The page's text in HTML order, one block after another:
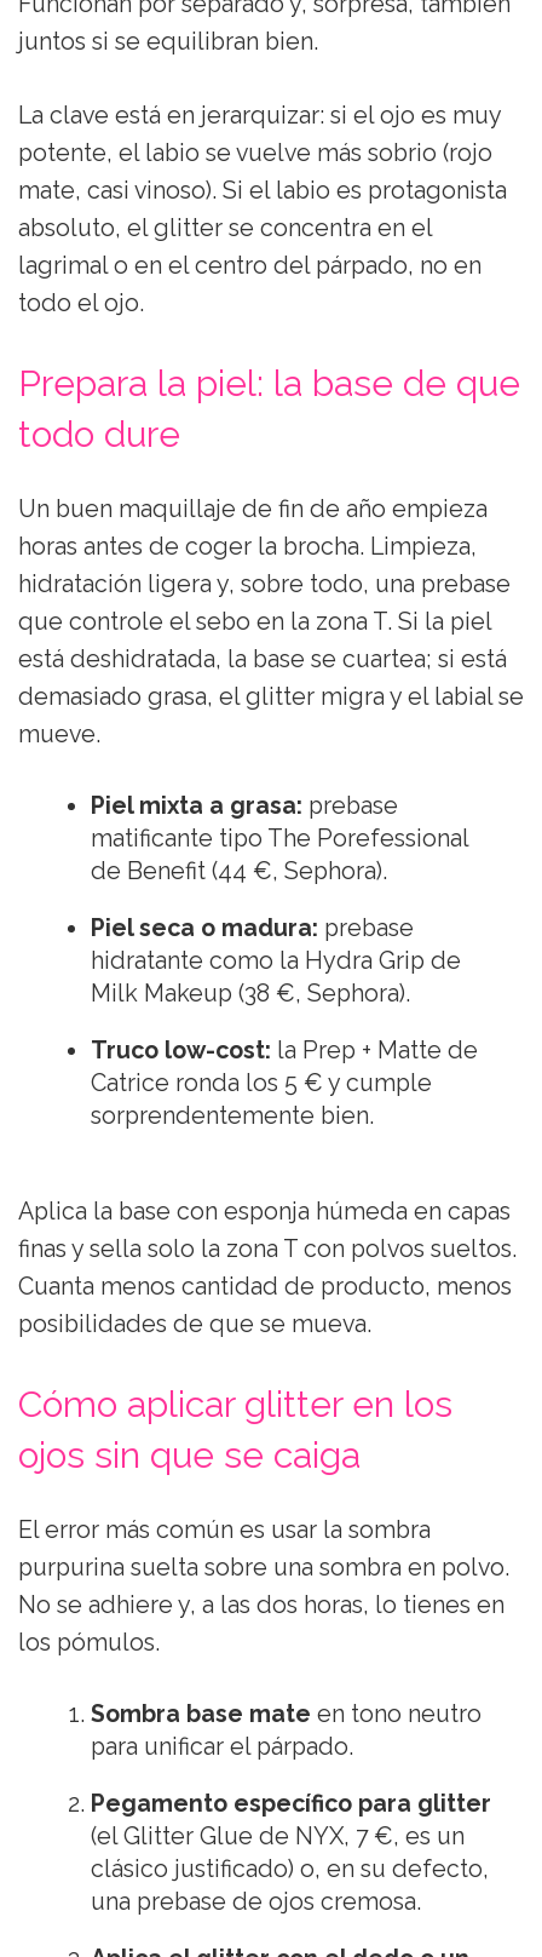
juntos si se equilibran bien.
La clave está en jerarquizar: si el ojo es muy
potente, el labio se vuelve más sobrio (rojo
mate, casi vinoso). Si el labio es protagonista
absoluto, el glitter se concentra en el
lagrimal o en el centro del párpado, no en
todo el ojo.
Prepara la piel: la base de que
todo dure
Un buen maquillaje de fin de año empieza
horas antes de coger la brocha. Limpieza,
hidratación ligera y, sobre todo, una prebase
que controle el sebo en la zona T. Si la piel
está deshidratada, la base se cuartea; si está
demasiado grasa, el glitter migra y el labial se
mueve.
Piel mixta a grasa: prebase
matificante tipo The Porefessional
de Benefit (44 €, Sephora).
Piel seca o madura: prebase
hidratante como la Hydra Grip de
Milk Makeup (38 €, Sephora).
Truco low-cost: la Prep + Matte de
Catrice ronda los 5 € y cumple
sorprendentemente bien.
Aplica la base con esponja húmeda en capas
finas y sella solo la zona T con polvos sueltos.
Cuanta menos cantidad de producto, menos
posibilidades de que se mueva.
Cómo aplicar glitter en los
ojos sin que se caiga
El error más común es usar la sombra
purpurina suelta sobre una sombra en polvo.
No se adhiere y, a las dos horas, lo tienes en
los pómulos.
Sombra base mate en tono neutro
para unificar el párpado.
Pegamento específico para glitter
(el Glitter Glue de NYX, 7 €, es un
clásico justificado) o, en su defecto,
una prebase de ojos cremosa.